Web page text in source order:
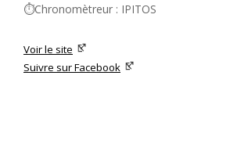
⏱️Chronomètreur : IPITOS
Voir le site
Suivre sur Facebook